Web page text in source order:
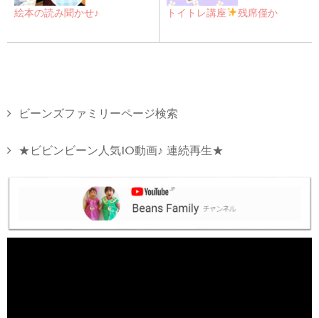
絵本の読み聞かせ♪ トイトレ講座 残席僅か
ビーンズファミリーページ検索
★ビビンビーン人気10動画♪ 連続再生★